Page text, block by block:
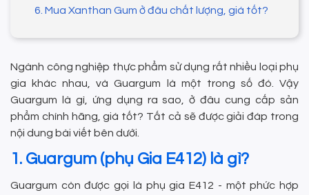
6. Mua Xanthan Gum ở đâu chất lượng, giá tốt?
Ngành công nghiệp thực phẩm sử dụng rất nhiều loại phụ
gia khác nhau, và Guargum là một trong số đó. Vậy
Guargum là gì, ứng dụng ra sao, ở đâu cung cấp sản
phẩm chính hãng, giá tốt? Tất cả sẽ được giải đáp trong
nội dung bài viết bên dưới.
1. Guargum (phụ Gia E412) là gì?
Guargum còn được gọi là phụ gia E412 - một phức hợp